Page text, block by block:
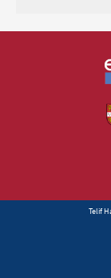
Telif